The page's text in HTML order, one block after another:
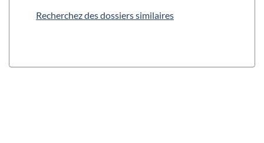
Recherchez des dossiers similaires